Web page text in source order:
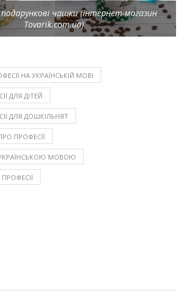
подарункові чашки (Інтернет-магазин
Tovarik.com.ua)
НА УКРАЇНСЬКІЙ МОВІ
ДЛЯ ДІТЕЙ
ДЛЯ ДОШКІЛЬНЯТ
ПРОФЕСІЇ
МОВОЮ